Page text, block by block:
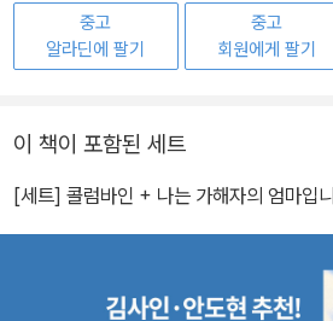
중고
알라딘에 팔기
중고
회원에게 팔기
이 책이 포함된 세트
[세트] 콜럼바인 + 나는 가해자의 엄마입